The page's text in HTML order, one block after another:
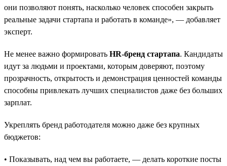
они позволяют понять, насколько человек способен закрыть
реальные задачи стартапа и работать в команде», — добавляет
эксперт.
Не менее важно формировать HR-бренд стартапа. Кандидаты
идут за людьми и проектами, которым доверяют, поэтому
прозрачность, открытость и демонстрация ценностей команды
способны привлекать лучших специалистов даже без больших
зарплат.
Укреплять бренд работодателя можно даже без крупных
бюджетов:
• Показывать, над чем вы работаете, — делать короткие посты